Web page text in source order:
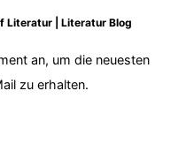
Literatur | Literatur Blog
an, um die neuesten
zu erhalten.